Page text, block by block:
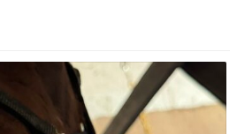
ど捨てられないものが後から後
が版下。 若いデザイナーは見たこ